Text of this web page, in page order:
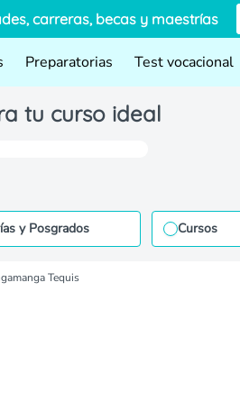
carreras, becas y maestrías
Preparatorias Test vocacional
tu curso ideal
y Posgrados Cursos
Tequis